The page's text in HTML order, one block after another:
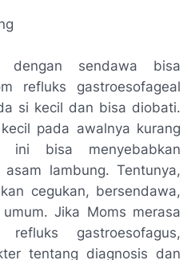
dengan sendawa bisa
refluks gastroesofageal
si kecil dan bisa diobati.
pada awalnya kurang
ini bisa menyebabkan
lambung. Tentunya,
cegukan, bersendawa,
Jika Moms merasa
gastroesofagus,
tentang diagnosis dan